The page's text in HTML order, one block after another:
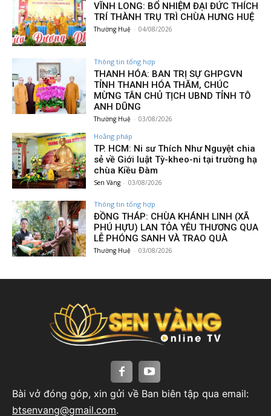
VĨNH LONG: BỔ NHIỆM ĐẠI ĐỨC THÍCH
TRÍ THÀNH TRỤ TRÌ CHÙA HƯNG HUỆ
Thường Huệ - 04/08/2026
Thông tin tổng hợp
THANH HÓA: BAN TRỊ SỰ GHPGVN
TỈNH THANH HÓA THĂM, CHÚC
MỪNG TÂN CHỦ TỊCH UBND TỈNH TÔ
ANH DŨNG
Thường Huệ - 03/08/2026
Hoằng pháp
TP. HCM: Ni sư Thích Như Nguyệt chia
sẻ về Giới luật Tỳ-kheo-ni tại trường hạ
chùa Kiều Đàm
Sen Vàng - 03/08/2026
Thông tin tổng hợp
ĐỒNG THÁP: CHÙA KHÁNH LINH (XÃ
PHÚ HỰU) LAN TỎA YÊU THƯƠNG QUA
LỄ PHÓNG SANH VÀ TRAO QUÀ
Thường Huệ - 03/08/2026
Bài vở đóng góp, xin gửi về Ban biên tập qua email:
btsenvang@gmail.com.